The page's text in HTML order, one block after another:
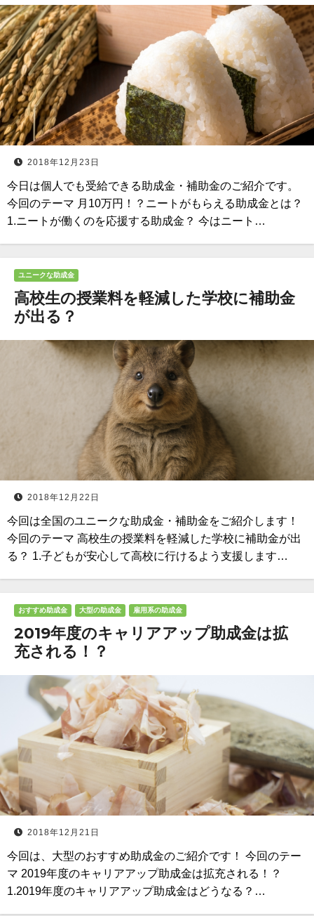
2018年12月23日
今日は個人でも受給できる助成金・補助金のご紹介です。
今回のテーマ 月10万円！？ニートがもらえる助成金とは？
1.ニートが働くのを応援する助成金？ 今はニート…
ユニークな助成金
高校生の授業料を軽減した学校に補助金
が出る？
2018年12月22日
今回は全国のユニークな助成金・補助金をご紹介します！
今回のテーマ 高校生の授業料を軽減した学校に補助金が出
る？ 1.子どもが安心して高校に行けるよう支援します…
おすすめ助成金 大型の助成金 雇用系の助成金
2019年度のキャリアアップ助成金は拡
充される！？
2018年12月21日
今回は、大型のおすすめ助成金のご紹介です！ 今回のテー
マ 2019年度のキャリアアップ助成金は拡充される！？
1.2019年度のキャリアアップ助成金はどうなる？…